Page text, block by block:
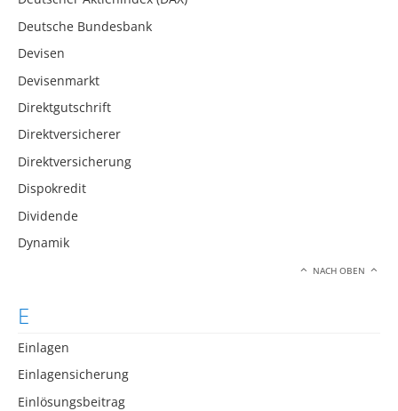
Deutsche Bundesbank
Devisen
Devisenmarkt
Direktgutschrift
Direktversicherer
Direktversicherung
Dispokredit
Dividende
Dynamik
NACH OBEN
E
Einlagen
Einlagensicherung
Einlösungsbeitrag